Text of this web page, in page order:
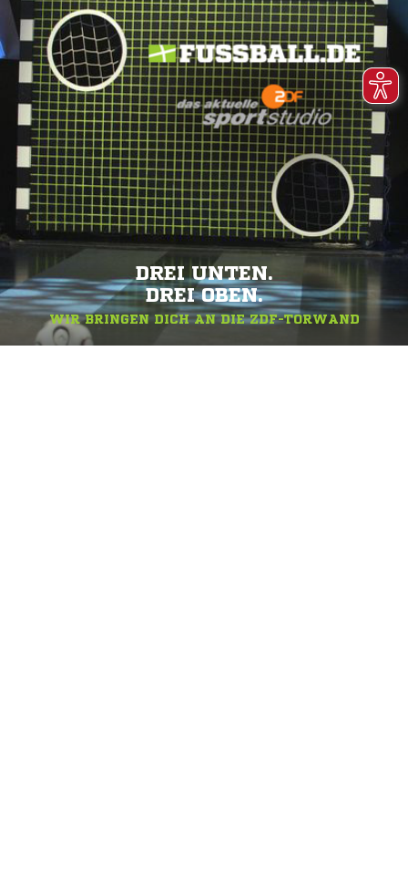
DREI UNTEN.
DREI OBEN.
WIR BRINGEN DICH AN DIE ZDF-TORWAND